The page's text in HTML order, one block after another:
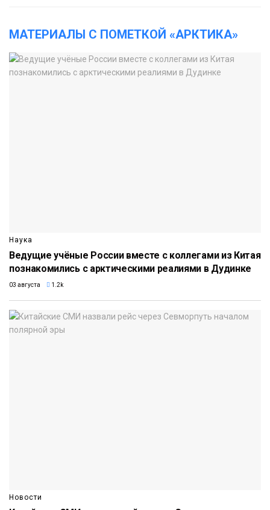
МАТЕРИАЛЫ С ПОМЕТКОЙ «АРКТИКА»
Наука
Ведущие учёные России вместе с коллегами из Китая
познакомились с арктическими реалиями в Дудинке
03 августа 1.2k
Новости